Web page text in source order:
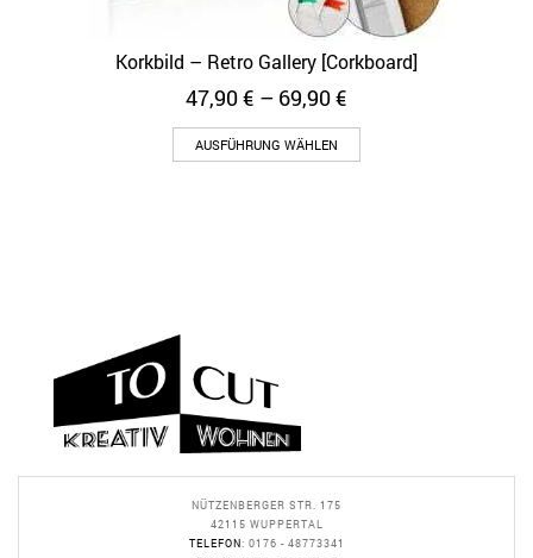
Korkbild – Retro Gallery [Corkboard]
47,90€ – 69,90€
AUSFÜHRUNG WÄHLEN
NÜTZENBERGER STR. 175
42115 WUPPERTAL
TELEFON: 0176 - 48773341